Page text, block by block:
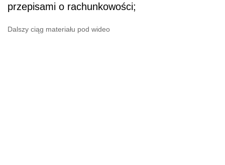
przepisami o rachunkowości;
Dalszy ciąg materiału pod wideo